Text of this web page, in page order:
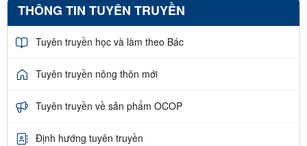
THÔNG TIN TUYÊN TRUYỀN
Tuyên truyền học và làm theo Bác
Tuyên truyền nông thôn mới
Tuyên truyền về sản phẩm OCOP
Định hướng tuyên truyền